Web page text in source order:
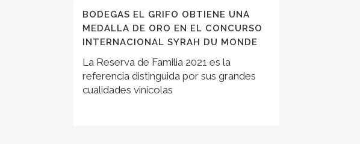
BODEGAS EL GRIFO OBTIENE UNA
MEDALLA DE ORO EN EL CONCURSO
INTERNACIONAL SYRAH DU MONDE
La Reserva de Familia 2021 es la
referencia distinguida por sus grandes
cualidades vinícolas